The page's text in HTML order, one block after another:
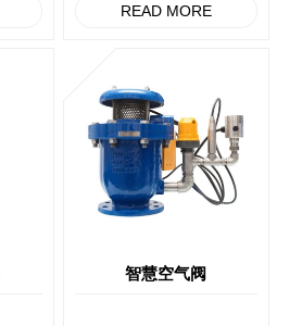
READ MORE
智慧空气阀